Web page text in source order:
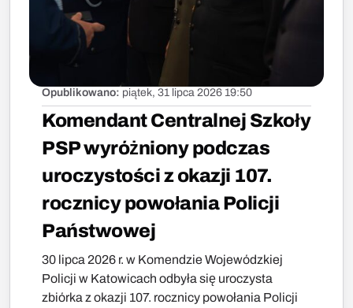
Opublikowano: piątek, 31 lipca 2026 19:50
Komendant Centralnej Szkoły
PSP wyróżniony podczas
uroczystości z okazji 107.
rocznicy powołania Policji
Państwowej
30 lipca 2026 r. w Komendzie Wojewódzkiej
Policji w Katowicach odbyła się uroczysta
zbiórka z okazji 107. rocznicy powołania Policji